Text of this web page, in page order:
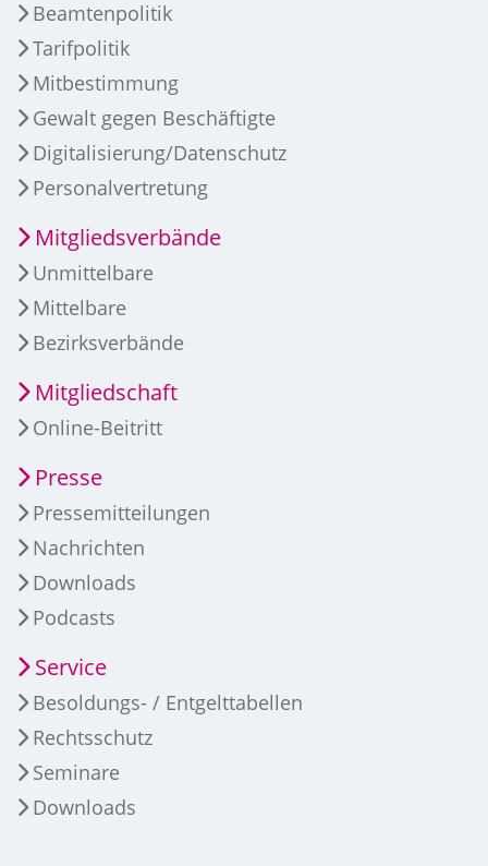
Beamtenpolitik
Tarifpolitik
Mitbestimmung
Gewalt gegen Beschäftigte
Digitalisierung/Datenschutz
Personalvertretung
Mitgliedsverbände
Unmittelbare
Mittelbare
Bezirksverbände
Mitgliedschaft
Online-Beitritt
Presse
Pressemitteilungen
Nachrichten
Downloads
Podcasts
Service
Besoldungs- / Entgelttabellen
Rechtsschutz
Seminare
Downloads